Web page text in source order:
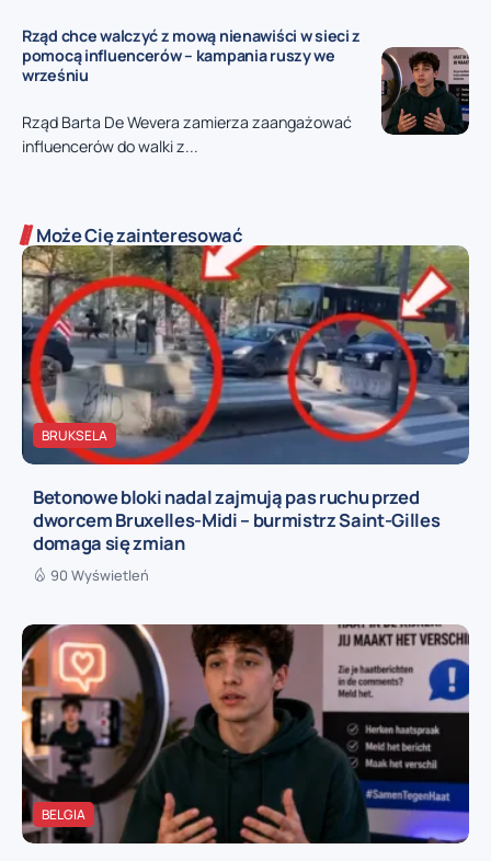
Rząd chce walczyć z mową nienawiści w sieci z
pomocą influencerów – kampania ruszy we
wrześniu
Rząd Barta De Wevera zamierza zaangażować
influencerów do walki z...
Może Cię zainteresować
BRUKSELA
Betonowe bloki nadal zajmują pas ruchu przed
dworcem Bruxelles-Midi – burmistrz Saint-Gilles
domaga się zmian
90 Wyświetleń
BELGIA